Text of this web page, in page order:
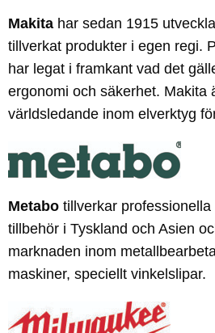
Makita har sedan 1915
tillverkat produkter i egen regi.
har legat i framkant vad det
ergonomi och säkerhet. Makita
världsledande inom elverktyg
Metabo tillverkar
tillbehör i Tyskland och Asien
marknaden inom
maskiner, speciellt vinkelslipar.